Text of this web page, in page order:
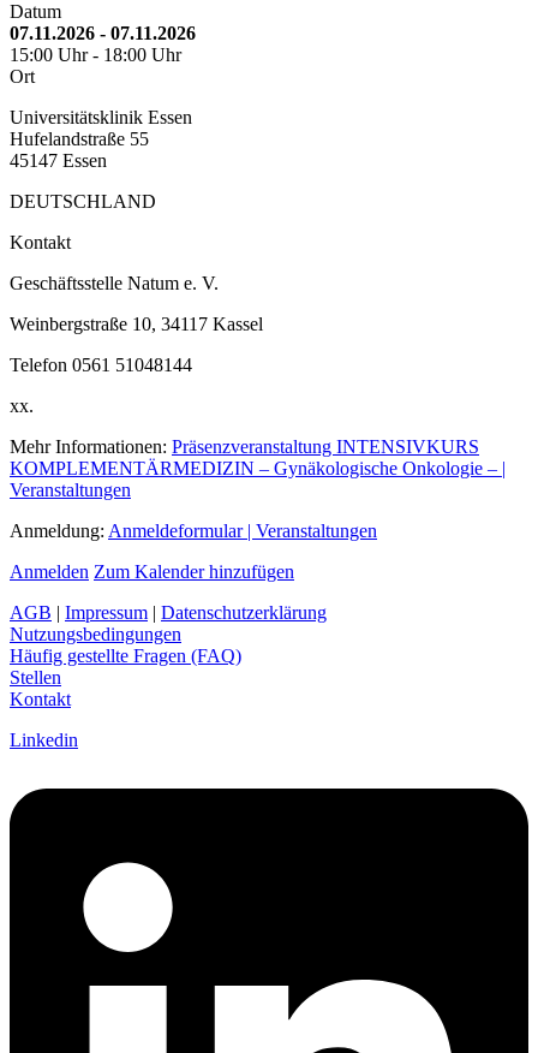
Datum
07.11.2026 - 07.11.2026
15:00 Uhr - 18:00 Uhr
Ort
Universitätsklinik Essen
Hufelandstraße 55
45147 Essen
DEUTSCHLAND
Kontakt
Geschäftsstelle Natum e. V.
Weinbergstraße 10, 34117 Kassel
Telefon 0561 51048144
xx.
Mehr Informationen: Präsenzveranstaltung INTENSIVKURS
KOMPLEMENTÄRMEDIZIN – Gynäkologische Onkologie – |
Veranstaltungen
Anmeldung: Anmeldeformular | Veranstaltungen
Anmelden Zum Kalender hinzufügen
AGB | Impressum | Datenschutzerklärung
Nutzungsbedingungen
Häufig gestellte Fragen (FAQ)
Stellen
Kontakt
Linkedin